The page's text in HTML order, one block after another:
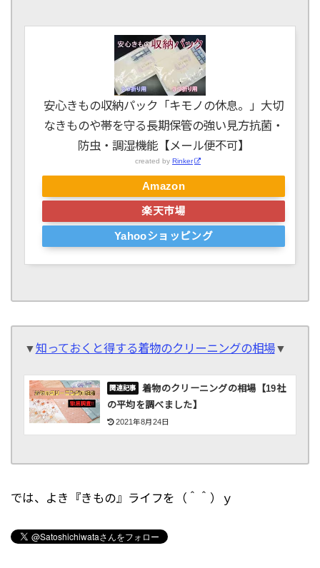
安心きもの収納パック「キモノの休息。」大切
なきものや帯を守る長期保管の強い見方抗菌・
防虫・調湿機能【メール便不可】
created by Rinker
Amazon
楽天市場
Yahooショッピング
▼知っておくと得する着物のクリーニングの相場▼
着物のクリーニングの相場【19社
の平均を調べました】
2021年8月24日
では、よき『きもの』ライフを（＾＾）ｙ